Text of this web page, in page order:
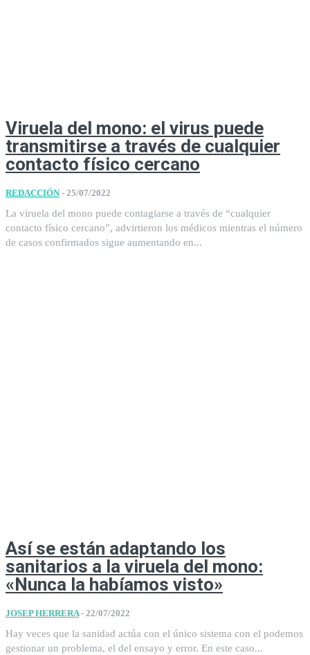
Viruela del mono: el virus puede
transmitirse a través de cualquier
contacto físico cercano
REDACCIÓN - 25/07/2022
La viruela del mono puede contagiarse a través de “cualquier
contacto físico cercano”, advirtieron los médicos mientras el número
de casos confirmados sigue aumentando en...
Así se están adaptando los
sanitarios a la viruela del mono:
«Nunca la habíamos visto»
JOSEP HERRERA - 22/07/2022
Hay veces que la sanidad actúa con el único sistema con el podemos
gestionar un problema, el del ensayo y error. En este caso...